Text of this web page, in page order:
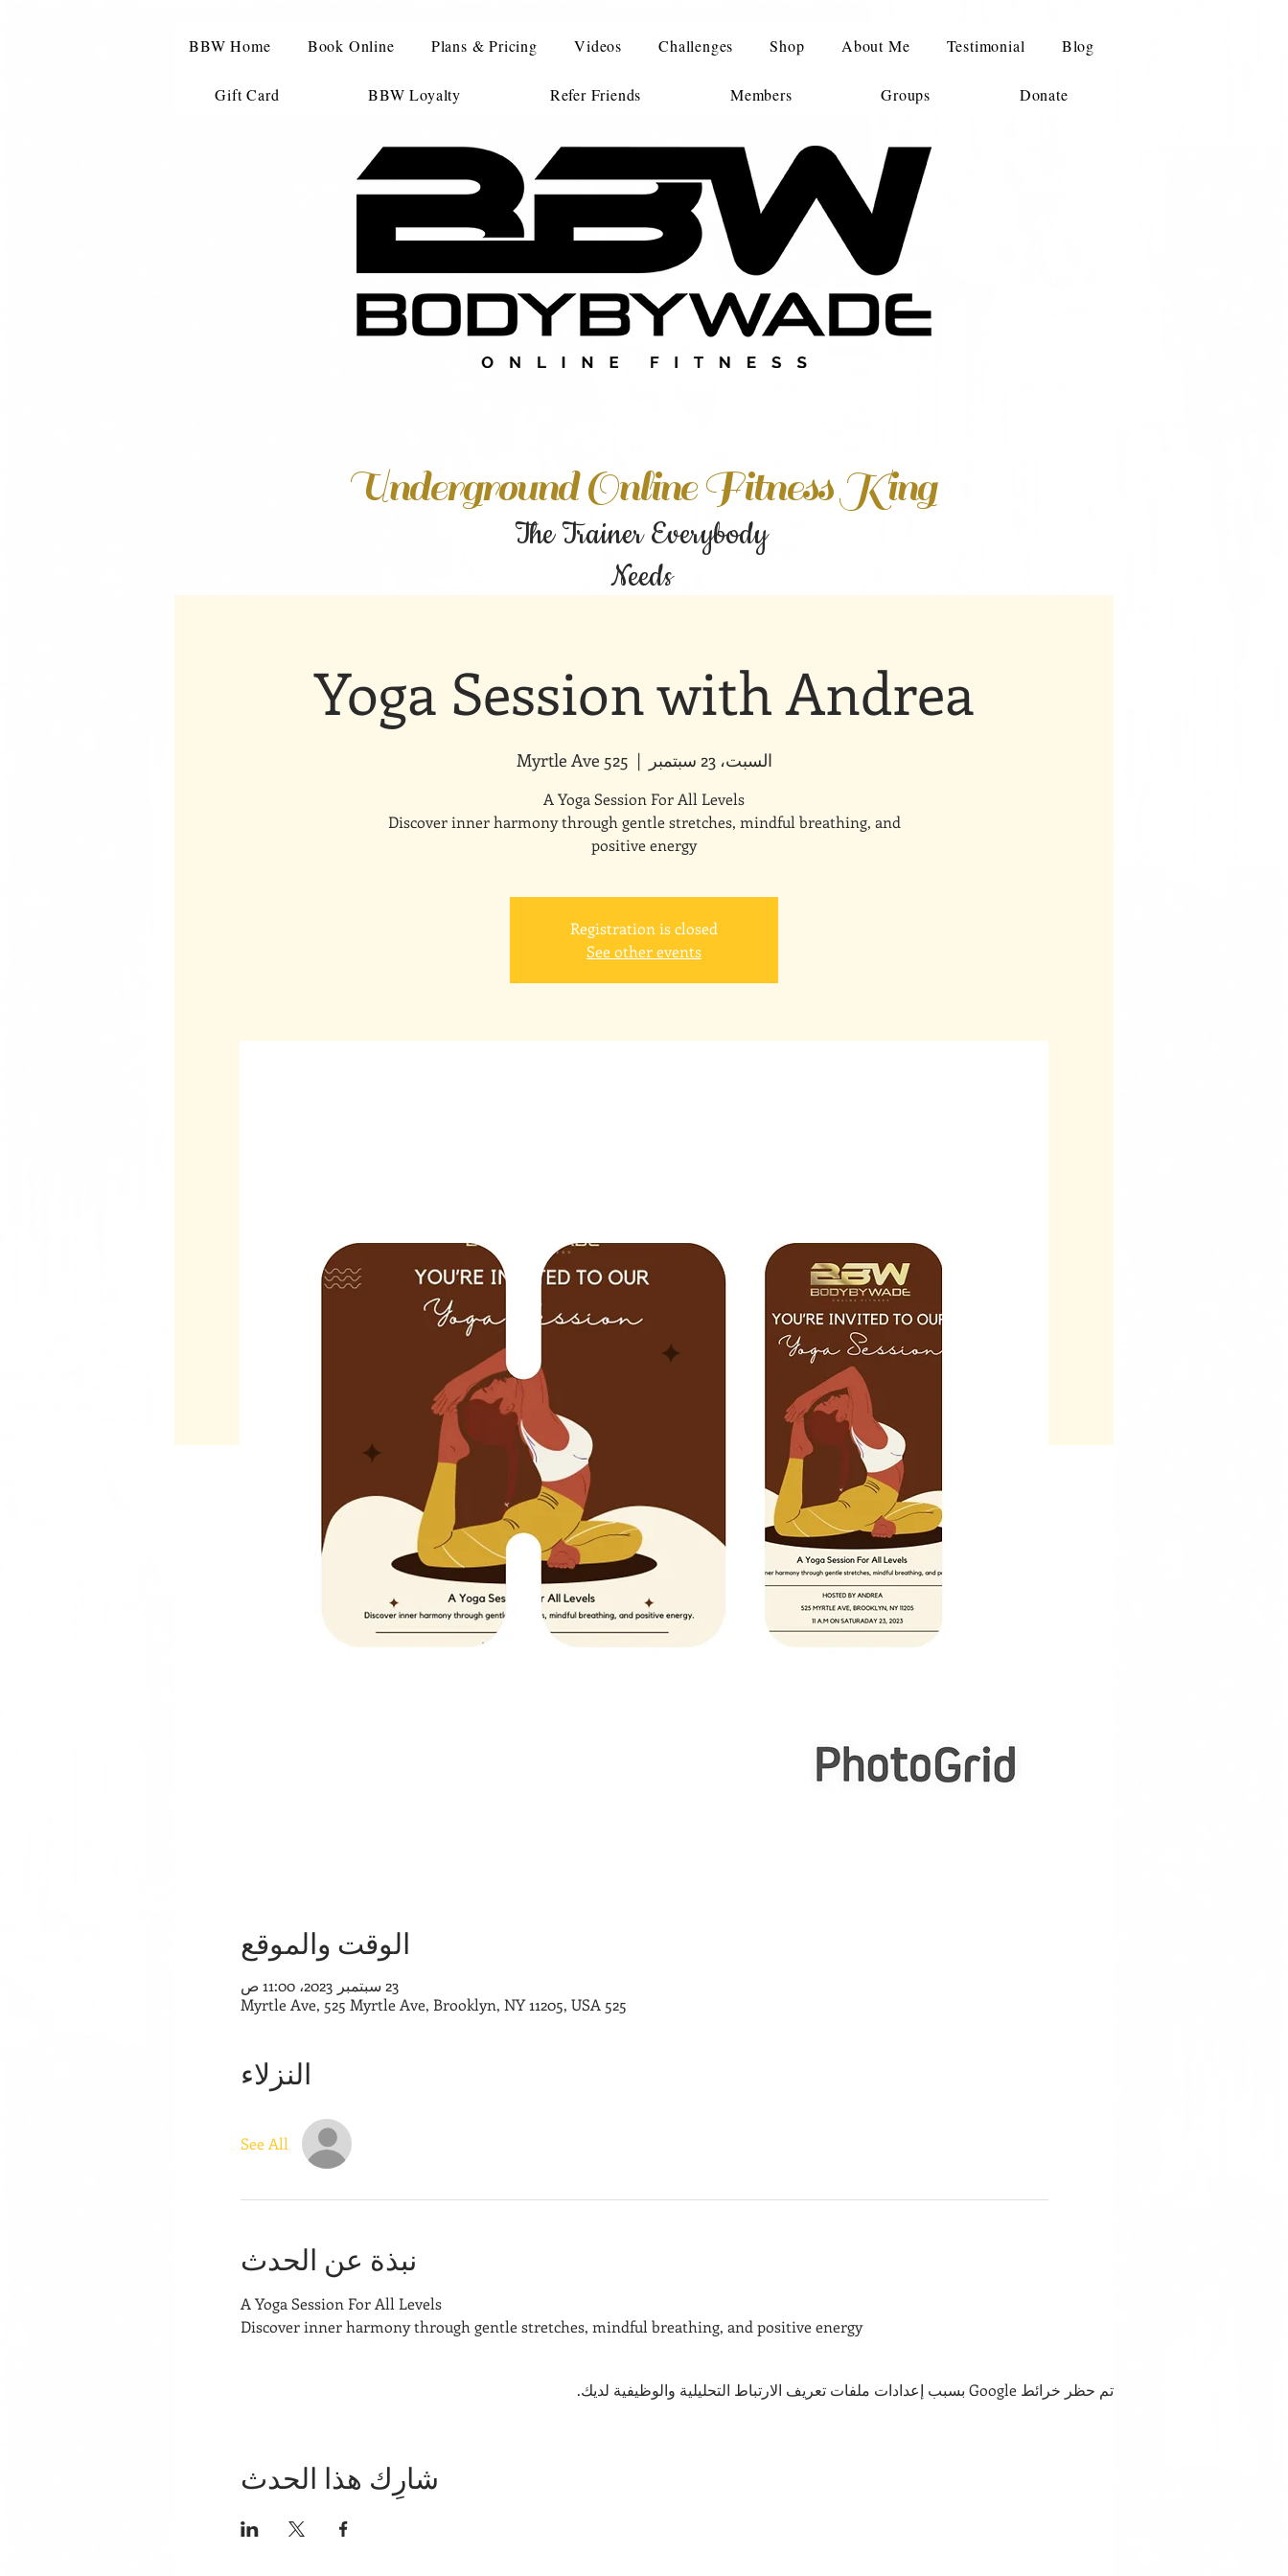
BBW Home Book Online Plans & Pricing Videos Challenges Shop About Me Testimonial Blog
Gift Card BBW Loyalty Refer Friends Members Groups Donate
Underground Online Fitness King
The Trainer Everybody
Needs
Yoga Session with Andrea
السبت، 23 سبتمبر
  |
525 Myrtle Ave
Discover inner harmony through gentle stretches, mindful breathing, and
positive energy
Registration is closed
See other events
الوقت والموقع
23 سبتمبر 2023، 11:00 ص
525 Myrtle Ave, 525 Myrtle Ave, Brooklyn, NY 11205, USA
النزلاء
See All
نبذة عن الحدث
A Yoga Session For All Levels
Discover inner harmony through gentle stretches, mindful breathing, and positive energy
تم حظر خرائط Google بسبب إعدادات ملفات تعريف الارتباط التحليلية والوظيفية لديك.
شارِك هذا الحدث